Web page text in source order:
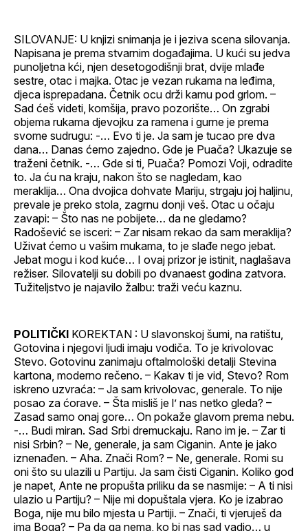
SILOVANJE: U knjizi snimanja je i jeziva scena silovanja.
Napisana je prema stvarnim događajima. U kući su jedva
punoljetna kći, njen desetogodišnji brat, dvije mlađe
sestre, otac i majka. Otac je vezan rukama na leđima,
djeca isprepadana. Četnik ocu drži kamu pod grlom. –
Sad ćeš videti, komšija, pravo pozorište… On zgrabi
objema rukama djevojku za ramena i gurne je prema
svome sudrugu: -… Evo ti je. Ja sam je tucao pre dva
dana… Danas ćemo zajedno. Gde je Puača? Ukazuje se
traženi četnik. -… Gde si ti, Puača? Pomozi Voji, odradite
to. Ja ću na kraju, nakon što se nagledam, kao
meraklija… Ona dvojica dohvate Mariju, strgaju joj haljinu,
prevale je preko stola, zagrnu donji veš. Otac u očaju
zavapi: – Što nas ne pobijete… da ne gledamo?
Radošević se isceri: – Zar nisam rekao da sam meraklija?
Uživat ćemo u vašim mukama, to je slađe nego jebat.
Jebat mogu i kod kuće… I ovaj prizor je istinit, naglašava
režiser. Silovatelji su dobili po dvanaest godina zatvora.
Tužiteljstvo je najavilo žalbu: traži veću kaznu.
POLITIČKI KOREKTAN : U slavonskoj šumi, na ratištu,
Gotovina i njegovi ljudi imaju vodiča. To je krivolovac
Stevo. Gotovinu zanimaju oftalmološki detalji Stevina
kartona, moderno rečeno. – Kakav ti je vid, Stevo? Rom
iskreno uzvraća: – Ja sam krivolovac, generale. To nije
posao za ćorave. – Šta misliš je l’ nas netko gleda? –
Zasad samo onaj gore… On pokaže glavom prema nebu.
-… Budi miran. Sad Srbi dremuckaju. Rano im je. – Zar ti
nisi Srbin? – Ne, generale, ja sam Ciganin. Ante je jako
iznenađen. – Aha. Znači Rom? – Ne, generale. Romi su
oni što su ulazili u Partiju. Ja sam čisti Ciganin. Koliko god
je napet, Ante ne propušta priliku da se nasmije: – A ti nisi
ulazio u Partiju? – Nije mi dopuštala vjera. Ko je izabrao
Boga, nije mu bilo mjesta u Partiji. – Znači, ti vjeruješ da
ima Boga? – Pa da ga nema, ko bi nas sad vadio… u